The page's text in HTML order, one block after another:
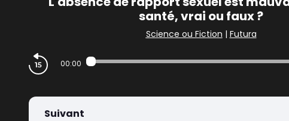
santé, vrai ou faux ?
Science ou Fiction | Futura
00:00
Suivant